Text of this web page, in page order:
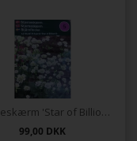
Stjerneskærm 'Star of Billion'®
99,00 DKK